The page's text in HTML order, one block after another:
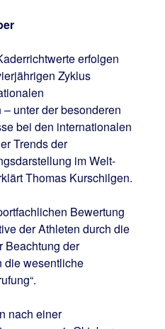
erfolgen
Zyklus
unter der besonderen
bei den internationalen
Trends der
im Welt-
Thomas Kurschilgen.
Bewertung
der Athleten durch die
Beachtung der
die wesentliche
nach einer